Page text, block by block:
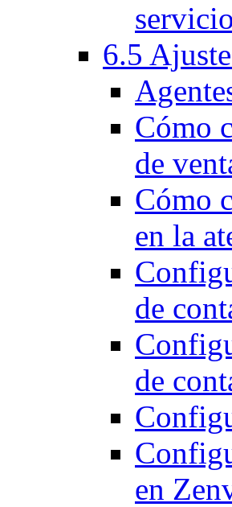
6.5
Cómo
de
Cómo
en la
de
de
en